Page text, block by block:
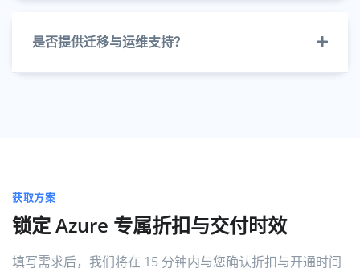
是否提供迁移与运维支持？
获取方案
锁定 Azure 专属折扣与交付时效
填写需求后，我们将在 15 分钟内与您确认折扣与开通时间